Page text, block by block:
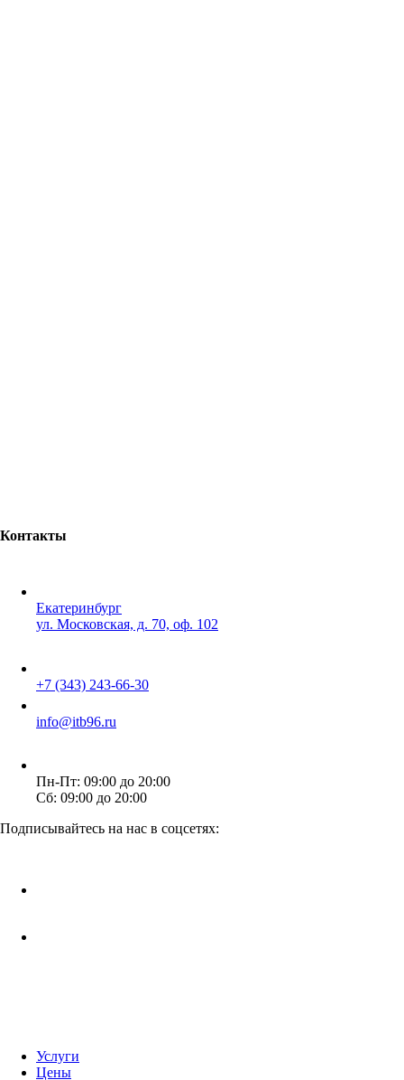
Контакты
Екатеринбург
ул. Московская, д. 70, оф. 102
+7 (343) 243-66-30
info@itb96.ru
Пн-Пт: 09:00 до 20:00
Сб: 09:00 до 20:00
Подписывайтесь на нас в соцсетях:
Услуги
Цены